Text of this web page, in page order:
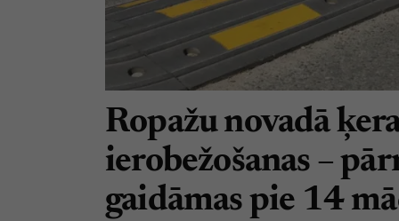
Ropažu novadā
ierobežošanas –
gaidāmas pie 14